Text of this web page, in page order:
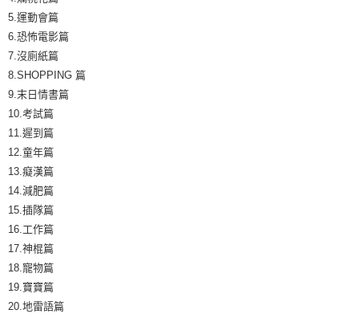
5.運動會篇
6.恐怖電影篇
7.沒廁紙篇
8.SHOPPING 篇
9.末日情書篇
10.考試篇
11.遲到篇
12.童年篇
13.癡漢篇
14.減肥篇
15.插隊篇
16.工作篇
17.神棍篇
18.寵物篇
19.寶寶篇
20.地雷語篇